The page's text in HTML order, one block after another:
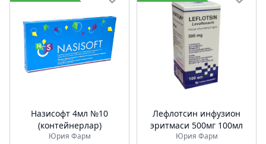
Назисофт 4мл №10
(контейнерлар)
Юрия Фарм
Лефлотсин инфузион
эритмаси 500мг 100мл
Юрия Фарм